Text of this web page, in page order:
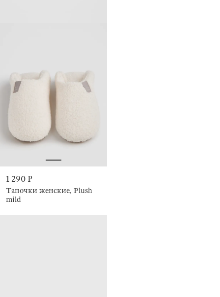
1 290 ₽
Тапочки женские, Plush
mild